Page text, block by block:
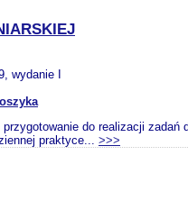
wydanie I
do realizacji
praktyce... >>>